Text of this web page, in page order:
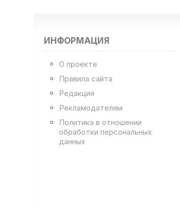
ИНФОРМАЦИЯ
О проекте
Правила сайта
Редакция
Рекламодателям
Политика в отношении
обработки персональных
данных